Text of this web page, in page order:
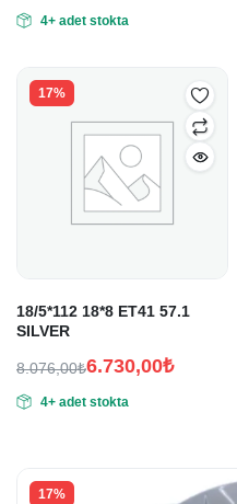
fiyat:
andaki
29.100,00₺.
4+ adet stokta
17%
18/5*112 18*8 ET41 57.1
SILVER
8.076,00₺
fiyat:
6.730,00₺
andaki
4+ adet stokta
17%